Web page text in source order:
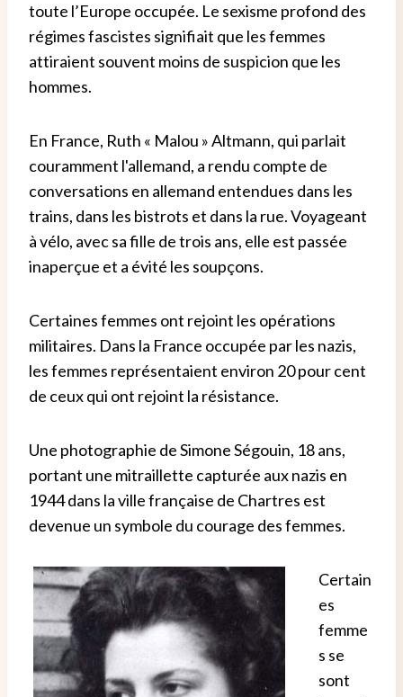
toute l’Europe occupée. Le sexisme profond des
régimes fascistes signifiait que les femmes
attiraient souvent moins de suspicion que les
hommes.
En France, Ruth « Malou » Altmann, qui parlait
couramment l'allemand, a rendu compte de
conversations en allemand entendues dans les
trains, dans les bistrots et dans la rue. Voyageant
à vélo, avec sa fille de trois ans, elle est passée
inaperçue et a évité les soupçons.
Certaines femmes ont rejoint les opérations
militaires. Dans la France occupée par les nazis,
les femmes représentaient environ 20 pour cent
de ceux qui ont rejoint la résistance.
Une photographie de Simone Ségouin, 18 ans,
portant une mitraillette capturée aux nazis en
1944 dans la ville française de Chartres est
devenue un symbole du courage des femmes.
Certain
es
femme
s se
sont